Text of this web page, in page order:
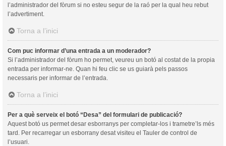
l’administrador del fòrum si no esteu segur de la raó per la qual heu rebut
l’advertiment.
Torna a l’inici
Com puc informar d’una entrada a un moderador?
Si l’administrador del fòrum ho permet, veureu un botó al costat de la propia
entrada per informar-ne. Quan hi feu clic se us guiarà pels passos
necessaris per informar de l’entrada.
Torna a l’inici
Per a què serveix el botó “Desa” del formulari de publicació?
Aquest botó us permet desar esborranys per completar-los i trametre’ls més
tard. Per recarregar un esborrany desat visiteu el Tauler de control de
l’usuari.